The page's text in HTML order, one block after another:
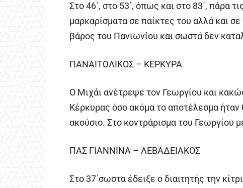
Στο 46΄, στο 53΄, όπως και στο 83΄, πάρα
μαρκαρίσματα σε παίκτες του αλλά και
βάρος του Πανιωνίου και σωστά δεν
ΠΑΝΑΙΤΩΛΙΚΟΣ – ΚΕΡΚΥΡΑ
Ο Μιχάι ανέτρεψε τον Γεωργίου και
Κέρκυρας όσο ακόμα το αποτέλεσμα ήταν
ακούσιο. Στο κοντράρισμα του Γεωργίου
ΠΑΣ ΓΙΑΝΝΙΝΑ – ΛΕΒΑΔΕΙΑΚΟΣ
Στο 37΄σωστα έδειξε ο διαιτητής την